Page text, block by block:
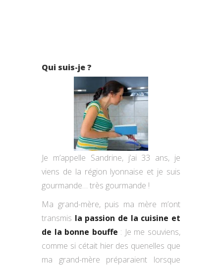
Qui suis-je ?
Je m’appelle Sandrine, j’ai 33 ans, je
viens de la région lyonnaise et je suis
gourmande… très gourmande !
Ma grand-mère, puis ma mère m’ont
transmis la passion de la cuisine et
de la bonne bouffe : Je me souviens,
comme si cétait hier des quenelles que
ma grand-mère préparaient lorsque